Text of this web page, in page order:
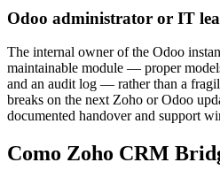
Odoo administrator or IT
The internal owner of the Odoo
maintainable module — proper
and an audit log — rather than a
breaks on the next Zoho or Odoo
documented handover and support
Como Zoho CRM